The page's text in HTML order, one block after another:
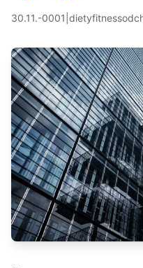
30.11.-0001 dietyfitness